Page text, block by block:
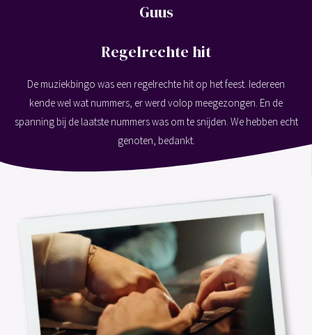
Guus
Regelrechte hit
De muziekbingo was een regelrechte hit op het feest. Iedereen
kende wel wat nummers, er werd volop meegezongen. En de
spanning bij de laatste nummers was om te snijden. We hebben echt
genoten, bedankt.